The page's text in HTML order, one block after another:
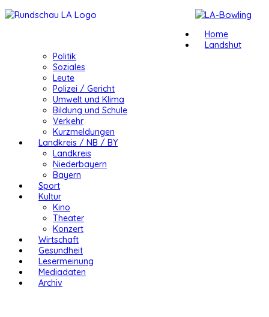
Home
Landshut
Politik
Soziales
Leute
Polizei / Gericht
Umwelt und Klima
Bildung und Schule
Verkehr
Kurzmeldungen
Landkreis / NB / BY
Landkreis
Niederbayern
Bayern
Sport
Kultur
Kino
Theater
Konzert
Wirtschaft
Gesundheit
Lesermeinung
Mediadaten
Archiv